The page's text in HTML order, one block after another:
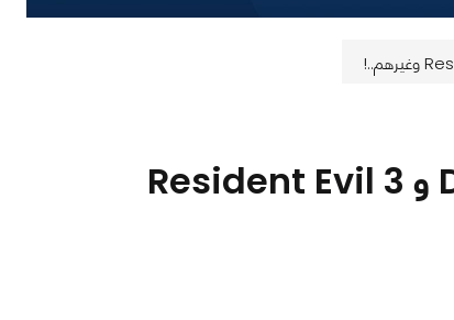
ملخص State of Play : إلإعلان عن Dreams و Resident Evil 3